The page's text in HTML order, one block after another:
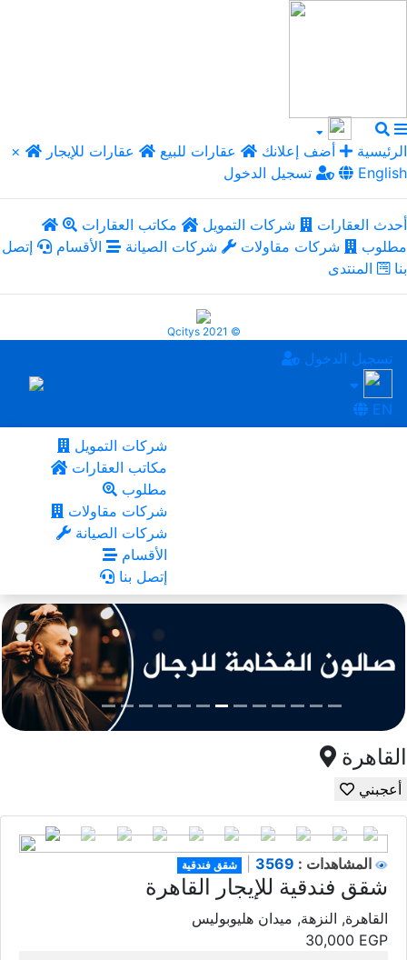
× الرئيسية أضف إعلانك عقارات للبيع
عقارات للإيجار
تسجيل الدخول
English
أحدث العقارات شركات التمويل
مكاتب العقارات
مطلوب
شركات مقاولات شركات الصيانة الأقسام
إتصل
بنا
المنتدى
Qcitys 2021 ©
تسجيل الدخول
EN
شركات التمويل
مكاتب العقارات
مطلوب
شركات مقاولات
شركات الصيانة
الأقسام
إتصل بنا
القاهرة
أعجبني
شقق فندقية المشاهدات :
شقق فندقية للإيجار القاهرة
القاهرة, النزهة, ميدان هليوبوليس
30,000 EGP